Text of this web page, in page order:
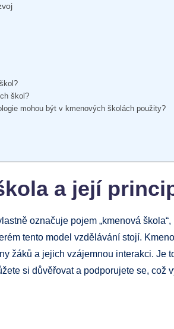
škol?
mohou být v kmenových školách použity?
a její
označuje pojem „kmenová
tento model vzdělávání stojí.
žáků a jejich vzájemnou interakci. Je
si důvěřovat a podporujete se, což